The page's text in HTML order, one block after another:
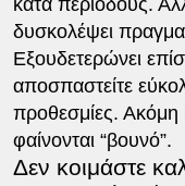
δυσκολέψει
Εξουδετερώνει
αποσπαστείτε
προθεσμίες. Ακόμη
φαίνονται “βουνό”.
Δεν κοιμάστε